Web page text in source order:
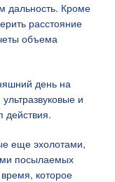
дальность. Кроме
расстояние
объема
день на
и
действия.
еще эхолотами,
посылаемых
которое